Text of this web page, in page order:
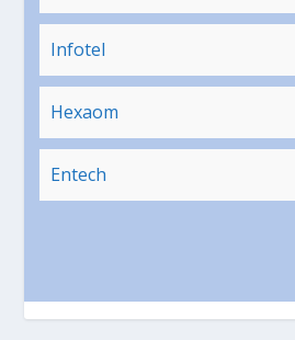
Infotel
Hexaom
Entech